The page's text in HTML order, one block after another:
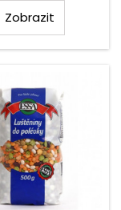
Zobrazit